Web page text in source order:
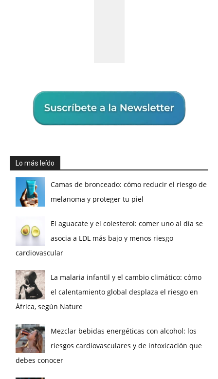
Lo más leído
Camas de bronceado: cómo reducir el riesgo de
melanoma y proteger tu piel
El aguacate y el colesterol: comer uno al día se
asocia a LDL más bajo y menos riesgo
cardiovascular
La malaria infantil y el cambio climático: cómo
el calentamiento global desplaza el riesgo en
África, según Nature
Mezclar bebidas energéticas con alcohol: los
riesgos cardiovasculares y de intoxicación que
debes conocer